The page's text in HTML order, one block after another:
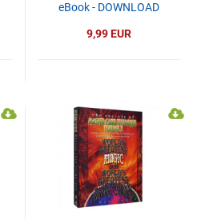
eBook - DOWNLOAD
9,99 EUR